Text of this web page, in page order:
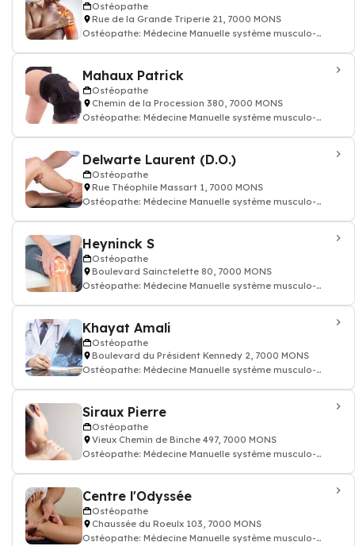
Ostéopathe
Rue de la Grande Triperie 21, 7000 MONS
Ostéopathe: Médecine Manuelle système musculo-
Mahaux Patrick
Ostéopathe
Chemin de la Procession 380, 7000 MONS
Ostéopathe: Médecine Manuelle système musculo-
Delwarte Laurent (D.O.)
Ostéopathe
Rue Théophile Massart 1, 7000 MONS
Ostéopathe: Médecine Manuelle système musculo-
Heyninck S
Ostéopathe
Boulevard Sainctelette 80, 7000 MONS
Ostéopathe: Médecine Manuelle système musculo-
Khayat Amali
Ostéopathe
Boulevard du Président Kennedy 2, 7000 MONS
Ostéopathe: Médecine Manuelle système musculo-
Siraux Pierre
Ostéopathe
Vieux Chemin de Binche 497, 7000 MONS
Ostéopathe: Médecine Manuelle système musculo-
Centre l'Odyssée
Ostéopathe
Chaussée du Roeulx 103, 7000 MONS
Ostéopathe: Médecine Manuelle système musculo-